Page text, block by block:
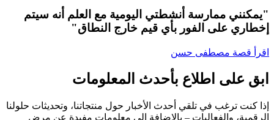
"يمكنني ممارسة أنشطتي اليومية مع العلم أنه سيتم
إخطاري على الفور بأي قيم خارج النطاق"
اقرأ قصة مصطفى حسن
ابق على اطلاع بأحدث المعلومات
إذا كنت ترغب في تلقي أحدث الأخبار حول منتجاتنا، وتحديثات حلولنا
الرقمية، والفعاليات – بالإضافة إلى معلومات مفيدة عن مرض